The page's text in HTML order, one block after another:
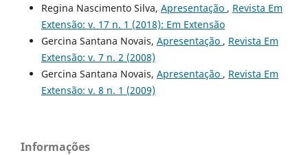
Regina Nascimento Silva, Apresentação , Revista Em
Extensão: v. 17 n. 1 (2018): Em Extensão
Gercina Santana Novais, Apresentação , Revista Em
Extensão: v. 7 n. 2 (2008)
Gercina Santana Novais, Apresentação , Revista Em
Extensão: v. 8 n. 1 (2009)
Informações